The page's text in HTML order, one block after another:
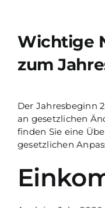
Wichtige
zum
Der Jahresbeginn
an gesetzlichen
finden Sie eine
gesetzlichen